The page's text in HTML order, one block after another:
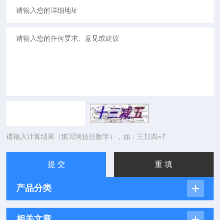
请输入计算结果（填写阿拉伯数字），如：三加四=7
产品分类